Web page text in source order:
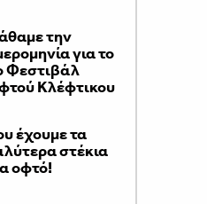
την
για το
Φεστιβάλ
Κλέφτικου
έχουμε τα
στέκια
οφτό!